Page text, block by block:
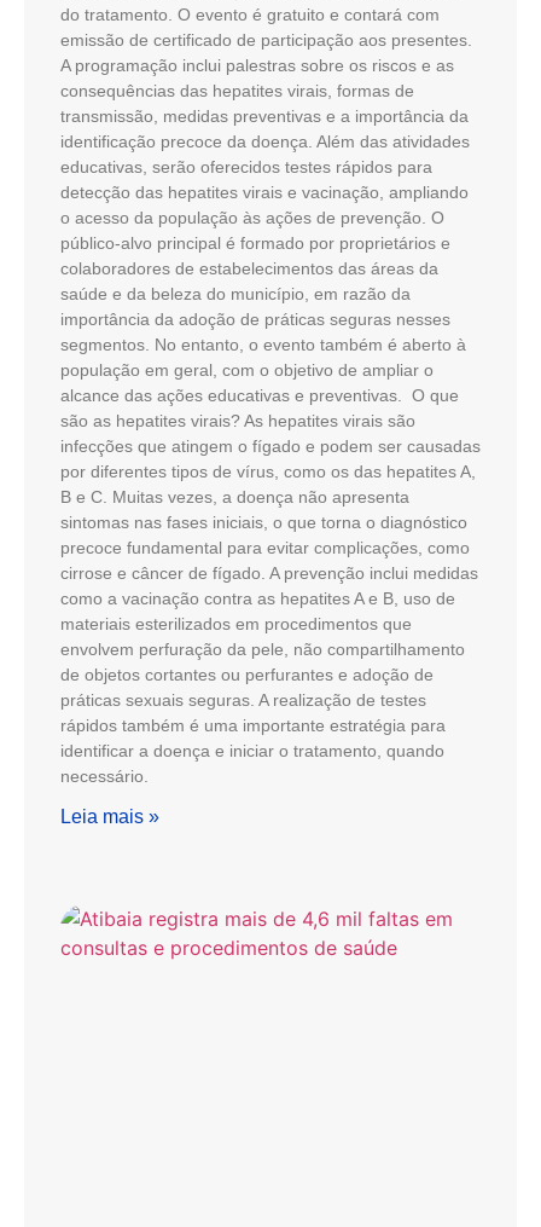
do tratamento. O evento é gratuito e contará com
emissão de certificado de participação aos presentes.
A programação inclui palestras sobre os riscos e as
consequências das hepatites virais, formas de
transmissão, medidas preventivas e a importância da
identificação precoce da doença. Além das atividades
educativas, serão oferecidos testes rápidos para
detecção das hepatites virais e vacinação, ampliando
o acesso da população às ações de prevenção. O
público-alvo principal é formado por proprietários e
colaboradores de estabelecimentos das áreas da
saúde e da beleza do município, em razão da
importância da adoção de práticas seguras nesses
segmentos. No entanto, o evento também é aberto à
população em geral, com o objetivo de ampliar o
alcance das ações educativas e preventivas. O que
são as hepatites virais? As hepatites virais são
infecções que atingem o fígado e podem ser causadas
por diferentes tipos de vírus, como os das hepatites A,
B e C. Muitas vezes, a doença não apresenta
sintomas nas fases iniciais, o que torna o diagnóstico
precoce fundamental para evitar complicações, como
cirrose e câncer de fígado. A prevenção inclui medidas
como a vacinação contra as hepatites A e B, uso de
materiais esterilizados em procedimentos que
envolvem perfuração da pele, não compartilhamento
de objetos cortantes ou perfurantes e adoção de
práticas sexuais seguras. A realização de testes
rápidos também é uma importante estratégia para
identificar a doença e iniciar o tratamento, quando
necessário.
Leia mais »